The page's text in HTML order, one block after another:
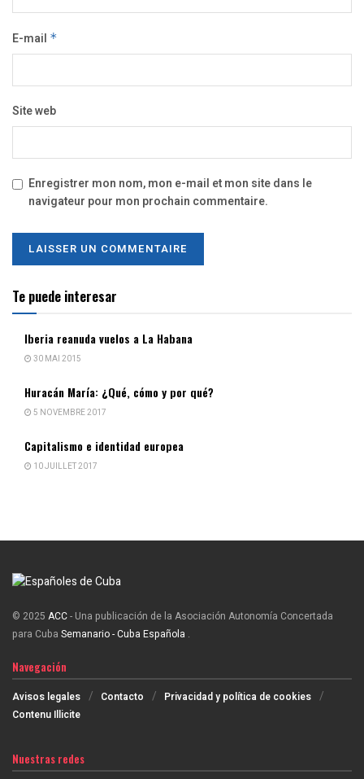
E-mail *
Site web
Enregistrer mon nom, mon e-mail et mon site dans le
navigateur pour mon prochain commentaire.
Te puede interesar
Iberia reanuda vuelos a La Habana
30 MAI 2015
Huracán María: ¿Qué, cómo y por qué?
5 NOVEMBRE 2017
Capitalismo e identidad europea
10 JUILLET 2017
© 2025 ACC- Una publicación de la Asociación Autonomía Concertada
para Cuba Semanario - Cuba Española .
Navegación
Avisos legales Contacto
Privacidad y política de cookies
Contenu Illicite
Nuestras redes